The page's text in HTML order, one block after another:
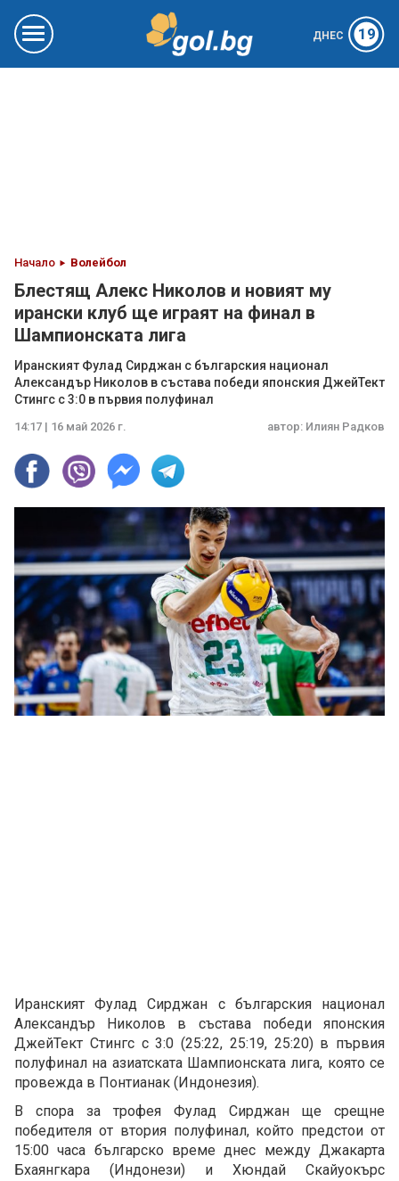
ДНЕС 19
Начало Волейбол
Блестящ Алекс Николов и новият му
ирански клуб ще играят на финал в
Шампионската лига
Иранският Фулад Сирджан с българския национал
Александър Николов в състава победи японския ДжейТект
Стингс с 3:0 в първия полуфинал
14:17 | 16 май 2026 г. автор: Илиян Радков
Иранският Фулад Сирджан с българския национал
Александър Николов в състава победи японския
ДжейТект Стингс с 3:0 (25:22, 25:19, 25:20) в първия
полуфинал на азиатската Шампионската лига, която се
провежда в Понтианак (Индонезия).
В спора за трофея Фулад Сирджан ще срещне
победителя от втория полуфинал, който предстои от
15:00 часа българско време днес между Джакарта
Бхаянгкара (Индонези) и Хюндай Скайуокърс